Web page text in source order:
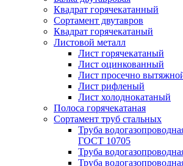
Квадрат горячекатанный
Сортамент двутавров
Квадрат горячекатаный
Листовой металл
Лист горячекатаный
Лист оцинкованный
Лист просечно
Лист рифленый
Лист холоднокатаный
Полоса горячекатаная
Сортамент труб стальных
Труба
ГОСТ 10705
Труба
Труба